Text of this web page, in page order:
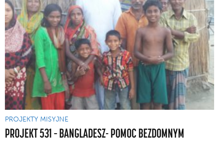
PROJEKTY MISYJNE
PROJEKT 531 – BANGLADESZ- POMOC BEZDOMNYM